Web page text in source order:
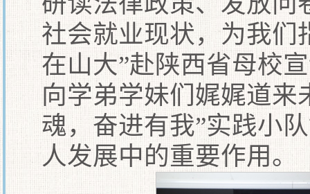
社会就业现状，为我们
在山大”赴陕西省母校
向学弟学妹们娓娓道来
魂，奋进有我”实践小
人发展中的重要作用。